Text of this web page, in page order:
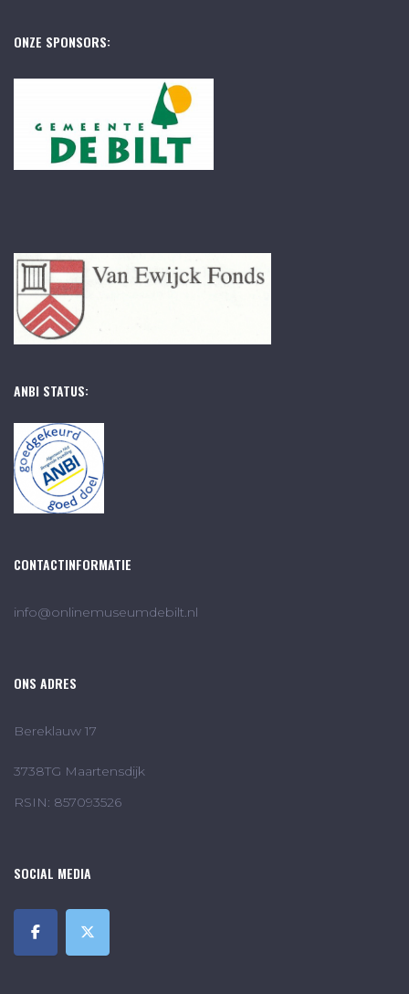
ONZE SPONSORS:
ANBI STATUS:
CONTACTINFORMATIE
info@onlinemuseumdebilt.nl
ONS ADRES
Bereklauw 17
3738TG Maartensdijk
RSIN: 857093526
SOCIAL MEDIA